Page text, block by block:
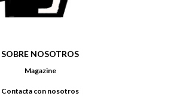
SOBRE NOSOTROS
Magazine
Contacta con nosotros